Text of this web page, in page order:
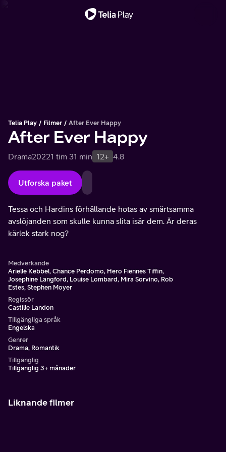
Telia Play Filmer After Ever Happy
After Ever Happy
Drama20221 tim 31 min 12+ 4.8
Utforska paket
Tessa och Hardins förhållande hotas av smärtsamma
avslöjanden som skulle kunna slita isär dem. Är deras
kärlek stark nog?
Medverkande
Arielle Kebbel, Chance Perdomo, Hero Fiennes Tiffin,
Josephine Langford, Louise Lombard, Mira Sorvino, Rob
Estes, Stephen Moyer
Regissör
Castille Landon
Tillgängliga språk
Engelska
Genrer
Drama, Romantik
Tillgänglig
Tillgänglig 3+ månader
Liknande filmer